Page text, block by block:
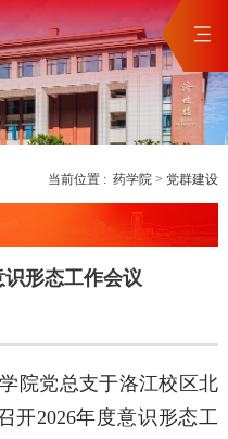
当前位置 :药学院 > 党群建设
形态工作会议
院党总支于洛江校区北
开2026年度意识形态工